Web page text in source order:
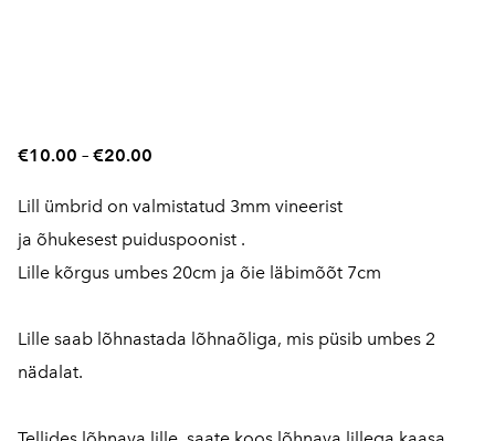
€10.00 – €20.00
Lill ümbrid on valmistatud 3mm vineerist
ja õhukesest puiduspoonist .
Lille kõrgus umbes 20cm ja õie läbimõõt 7cm
Lille saab lõhnastada lõhnaõliga, mis püsib umbes 2
nädalat.